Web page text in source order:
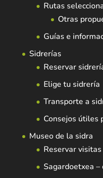
Rutas
Otras
Guías e
Sidrerías
Reservar
Elige tu sidrería
Transporte a
Consejos útiles
Museo de la sidra
Reservar visitas
Sagardoetxea –